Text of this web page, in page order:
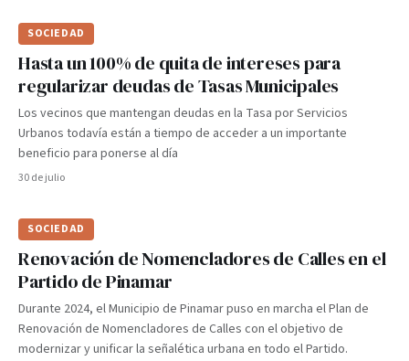
SOCIEDAD
Hasta un 100% de quita de intereses para
regularizar deudas de Tasas Municipales
Los vecinos que mantengan deudas en la Tasa por Servicios
Urbanos todavía están a tiempo de acceder a un importante
beneficio para ponerse al día
30 de julio
SOCIEDAD
Renovación de Nomencladores de Calles en el
Partido de Pinamar
Durante 2024, el Municipio de Pinamar puso en marcha el Plan de
Renovación de Nomencladores de Calles con el objetivo de
modernizar y unificar la señalética urbana en todo el Partido.